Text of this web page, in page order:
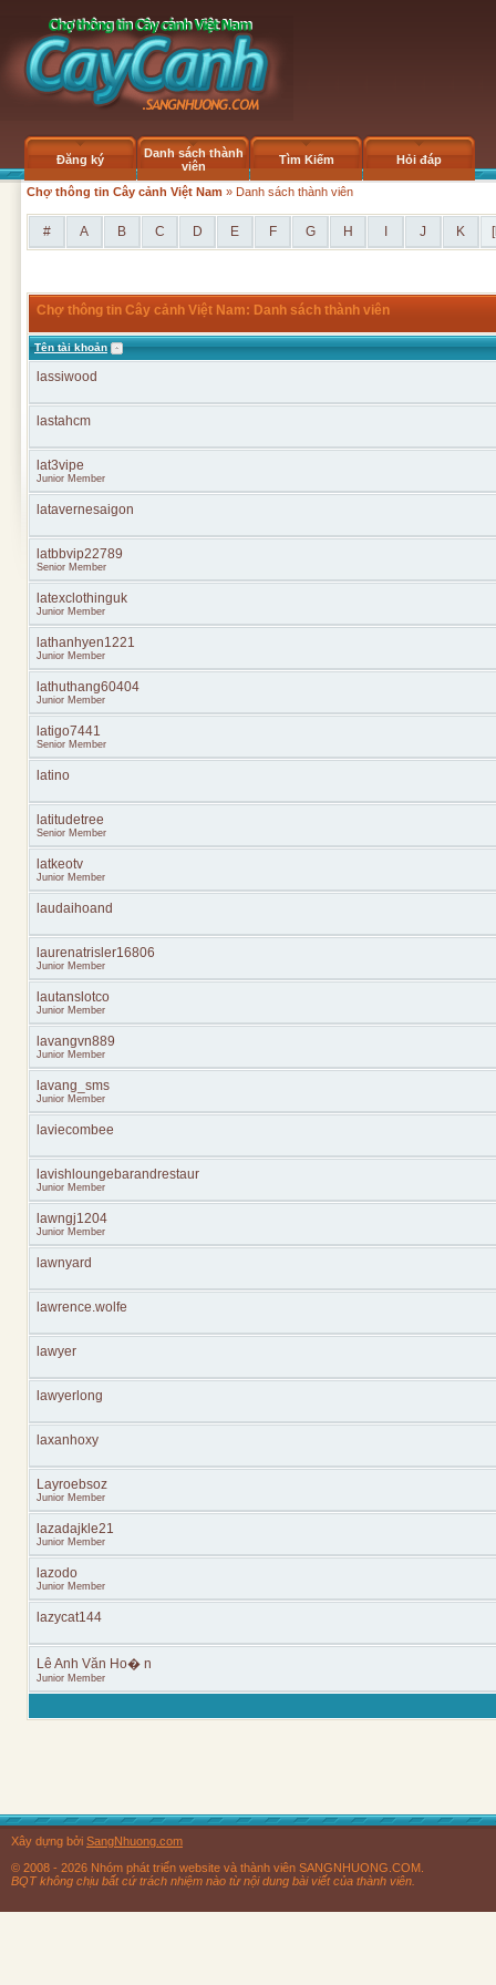
Đăng ký
Danh sách thành
viên
Tìm Kiếm Hỏi đáp
Chợ thông tin Cây cảnh Việt Nam » Danh sách thành viên
# A B C D E F G H J K [
Chợ thông tin Cây cảnh Việt Nam: Danh sách thành viên
Tên tài khoản
lassiwood
lastahcm
lat3vipe
Junior Member
latavernesaigon
latbbvip22789
Senior Member
latexclothinguk
Junior Member
lathanhyen1221
Junior Member
lathuthang60404
Junior Member
latigo7441
Senior Member
latino
latitudetree
Senior Member
latkeotv
Junior Member
laudaihoand
laurenatrisler16806
Junior Member
lautanslotco
Junior Member
lavangvn889
Junior Member
lavang_sms
Junior Member
laviecombee
lavishloungebarandrestaur
Junior Member
lawngj1204
Junior Member
lawnyard
lawrence.wolfe
lawyer
lawyerlong
laxanhoxy
Layroebsoz
Junior Member
lazadajkle21
Junior Member
lazodo
Junior Member
lazycat144
Lê Anh Văn Ho� n
Junior Member
Xây dựng bởi SangNhuong.com
© 2008 - 2026 Nhóm phát triển website và thành viên SANGNHUONG.COM.
BQT không chịu bất cứ trách nhiệm nào từ nội dung bài viết của thành viên.